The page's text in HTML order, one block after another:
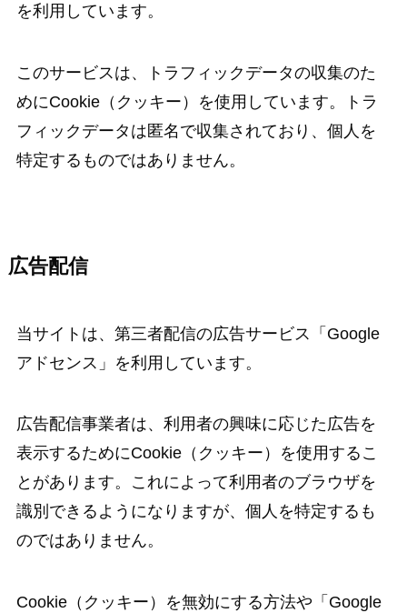
を利用しています。
このサービスは、トラフィックデータの収集のた
めにCookie（クッキー）を使用しています。トラ
フィックデータは匿名で収集されており、個人を
特定するものではありません。
広告配信
当サイトは、第三者配信の広告サービス「Google
アドセンス」を利用しています。
広告配信事業者は、利用者の興味に応じた広告を
表示するためにCookie（クッキー）を使用するこ
とがあります。これによって利用者のブラウザを
識別できるようになりますが、個人を特定するも
のではありません。
Cookie（クッキー）を無効にする方法や「Google